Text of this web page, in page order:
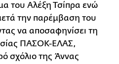
του Αλέξη Τσίπρα ενώ
την παρέμβαση του
να αποσαφηνίσει τη
ΠΑΣΟΚ-ΕΛΑΣ,
σχόλιο της Άννας